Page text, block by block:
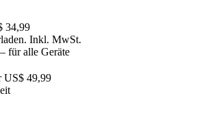
34,99
Inkl. MwSt.
für alle Geräte
US$ 49,99